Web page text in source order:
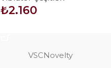
₺2.160
VSCNovelty